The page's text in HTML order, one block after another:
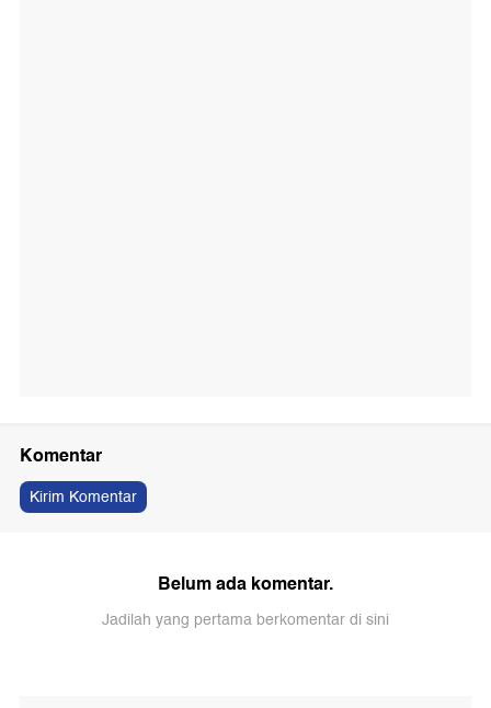
Komentar
Kirim Komentar
Belum ada komentar.
Jadilah yang pertama berkomentar di sini